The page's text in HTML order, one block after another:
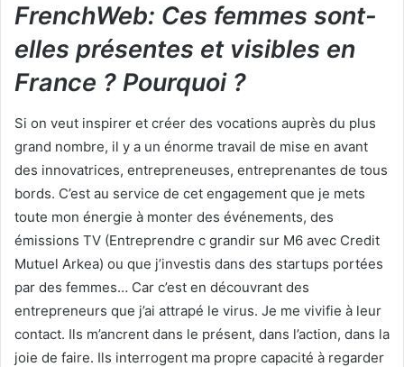
FrenchWeb: Ces femmes sont-
elles présentes et visibles en
France ? Pourquoi ?
Si on veut inspirer et créer des vocations auprès du plus
grand nombre, il y a un énorme travail de mise en avant
des innovatrices, entrepreneuses, entreprenantes de tous
bords. C’est au service de cet engagement que je mets
toute mon énergie à monter des événements, des
émissions TV (Entreprendre c grandir sur M6 avec Credit
Mutuel Arkea) ou que j’investis dans des startups portées
par des femmes… Car c’est en découvrant des
entrepreneurs que j’ai attrapé le virus. Je me vivifie à leur
contact. Ils m’ancrent dans le présent, dans l’action, dans la
joie de faire. Ils interrogent ma propre capacité à regarder